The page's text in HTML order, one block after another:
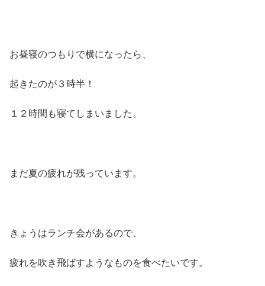
お昼寝のつもりで横になったら、
起きたのが３時半！
１２時間も寝てしまいました。
まだ夏の疲れが残っています。
きょうはランチ会があるので、
疲れを吹き飛ばすようなものを食べたいです。